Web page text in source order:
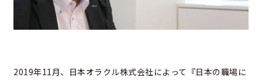
2019年11月、日本オラクル株式会社によって『日本の職場に